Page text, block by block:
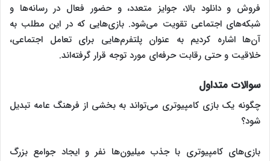
فروش و دانلود بالا، جوایز متعدد، و حضور فعال در رسانه‌ها و
شبکه‌های اجتماعی تقویت می‌شود. بازی‌هایی که در این مطلب به
آن‌ها اشاره کردیم به عنوان پلتفرم‌هایی برای تعامل اجتماعی،
خلاقیت و حتی رقابت حرفه‌ای مورد توجه قرار گرفته‌اند.
سوالات متداول
چگونه یک بازی کامپیوتری می‌تواند به بخشی از فرهنگ عامه تبدیل
شود؟
بازی‌های کامپیوتری با جذب میلیون‌ها نفر و ایجاد جوامع بزرگ